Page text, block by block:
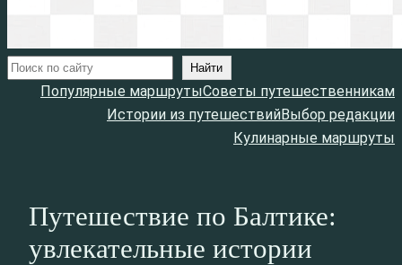
Поиск Найти
Популярные маршрутыСоветы путешественникам
Истории из путешествийВыбор редакции
Кулинарные маршруты
Путешествие по Балтике:
увлекательные истории